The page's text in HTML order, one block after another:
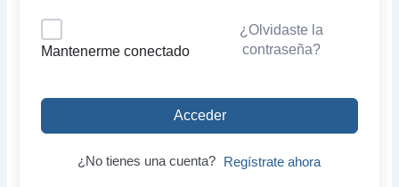
Mantenerme conectado
¿Olvidaste la
contraseña?
Acceder
¿No tienes una cuenta? Regístrate ahora